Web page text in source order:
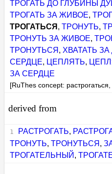
ТРОГАТЬ ДО ГЛУБИНЫ
ТРОГАТЬ ЗА ЖИВОЕ,
ТРОГАТЬСЯ ,ТРОНУТЬ,
ТРОНУТЬ ЗА ЖИВОЕ,
ТРОНУТЬСЯ , ХВАТАТЬ
СЕРДЦЕ, ЦЕПЛЯТЬ,
ЗА СЕРДЦЕ
[RuThes concept: растрогаться,
derived from
РАСТРОГАТЬ,
ТРОНУТЬ,ТРОНУТЬСЯ ,
ТРОГАТЕЛЬНЫЙ ,